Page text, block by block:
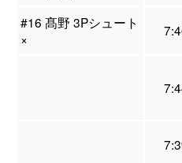
#16 髙野 3Pシュート
×